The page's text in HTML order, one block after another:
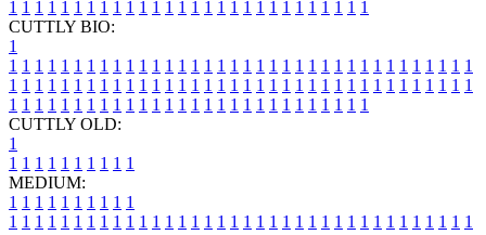
1 1 1 1 1 1 1 1 1 1 1 1 1 1 1 1 1 1 1 1 1 1 1 1 1 1 1 1
CUTTLY BIO:
1
1 1 1 1 1 1 1 1 1 1 1 1 1 1 1 1 1 1 1 1 1 1 1 1 1 1 1 1 1 1 1 1 1 1 1 1
1 1 1 1 1 1 1 1 1 1 1 1 1 1 1 1 1 1 1 1 1 1 1 1 1 1 1 1 1 1 1 1 1 1 1 1
1 1 1 1 1 1 1 1 1 1 1 1 1 1 1 1 1 1 1 1 1 1 1 1 1 1 1 1
CUTTLY OLD:
1
1 1 1 1 1 1 1 1 1 1
MEDIUM:
1 1 1 1 1 1 1 1 1 1
1 1 1 1 1 1 1 1 1 1 1 1 1 1 1 1 1 1 1 1 1 1 1 1 1 1 1 1 1 1 1 1 1 1 1 1